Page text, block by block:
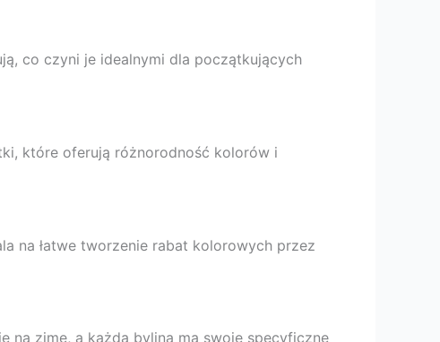
co czyni je idealnymi dla początkujących
które oferują różnorodność kolorów i
na łatwe tworzenie rabat kolorowych przez
na zimę, a każda bylina ma swoje specyficzne